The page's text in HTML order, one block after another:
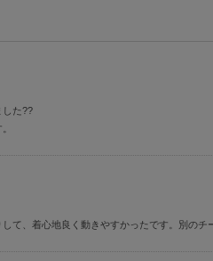
した??
て、着心地良く動きやすかったです。別のチ